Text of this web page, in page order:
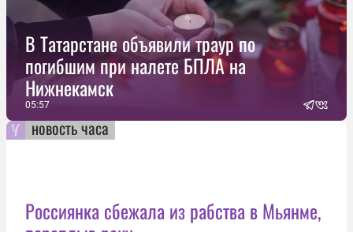
В Татарстане объявили траур по
погибшим при налете БПЛА на
Нижнекамск
05:57
новость часа
Россиянка сбежала из рабства в Мьянме,